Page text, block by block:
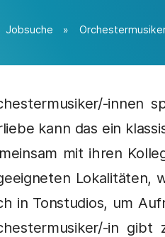
Jobsuche »
innen
kann das ein
mit ihren
Lokalitäten,
in Tonstudios, um
in